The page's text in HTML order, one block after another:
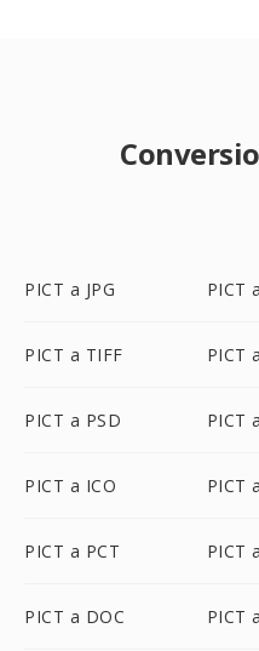
PICT a JPG PICT
PICT a TIFF PICT
PICT a PSD PICT
PICT a ICO PICT
PICT a PCT PICT
PICT a DOC PICT